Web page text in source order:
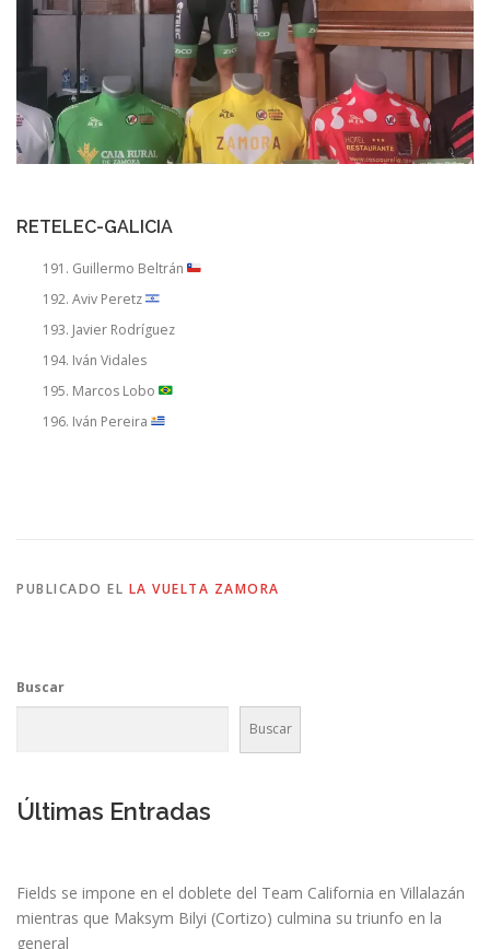
RETELEC-GALICIA
Guillermo Beltrán
Aviv Peretz
Javier Rodríguez
Iván Vidales
Marcos Lobo
Iván Pereira
PUBLICADO EL LA VUELTA ZAMORA
Buscar
Buscar
Últimas Entradas
Fields se impone en el doblete del Team California en Villalazán
mientras que Maksym Bilyi (Cortizo) culmina su triunfo en la
general